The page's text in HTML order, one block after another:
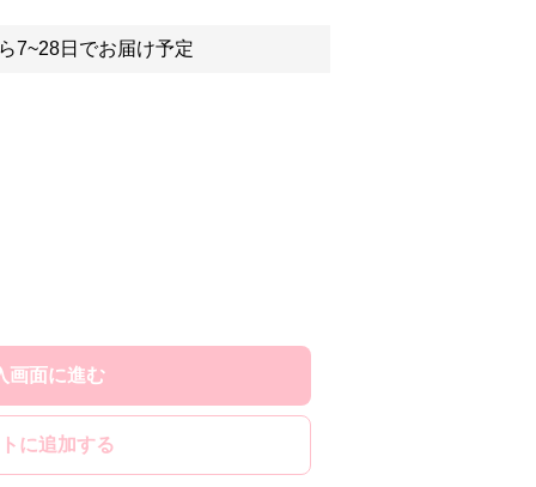
7~28日でお届け予定
画面に進む
に追加する